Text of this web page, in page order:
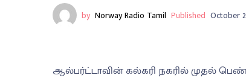
by Norway Radio Tamil Published October
ஆல்பர்ட்டாவின் கல்கரி நகரில் முதல்